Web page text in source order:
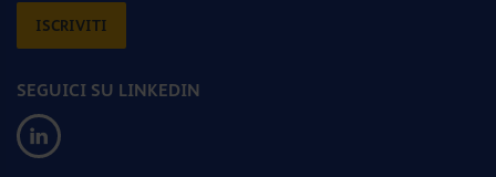
ISCRIVITI
SEGUICI SU LINKEDIN